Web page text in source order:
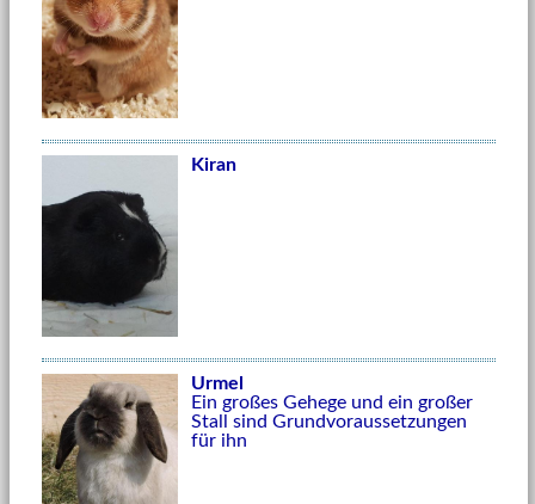
Kiran
Urmel
Ein großes Gehege und ein großer
Stall sind Grundvoraussetzungen
für ihn